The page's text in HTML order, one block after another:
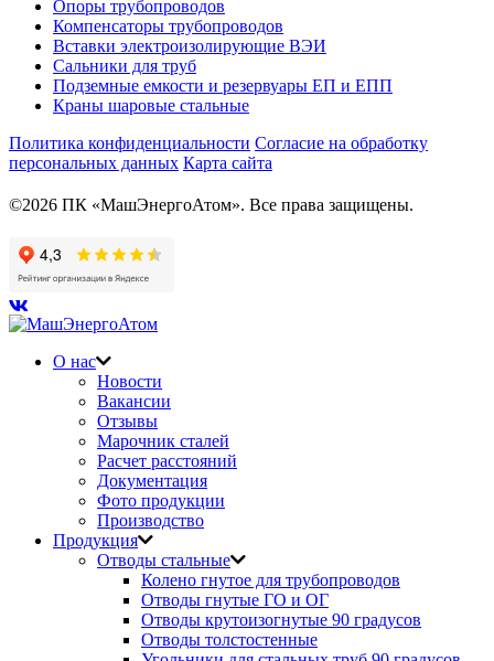
Опоры трубопроводов
Компенсаторы трубопроводов
Вставки электроизолирующие ВЭИ
Сальники для труб
Подземные емкости и резервуары ЕП и ЕПП
Краны шаровые стальные
Политика конфиденциальности Согласие на обработку
персональных данных Карта сайта
©2026 ПК «МашЭнергоАтом». Все права защищены.
О нас
Новости
Вакансии
Отзывы
Марочник сталей
Расчет расстояний
Документация
Фото продукции
Производство
Продукция
Отводы стальные
Колено гнутое для трубопроводов
Отводы гнутые ГО и ОГ
Отводы крутоизогнутые 90 градусов
Отводы толстостенные